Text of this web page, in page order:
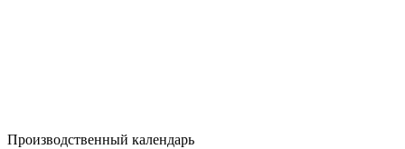
Производственный календарь